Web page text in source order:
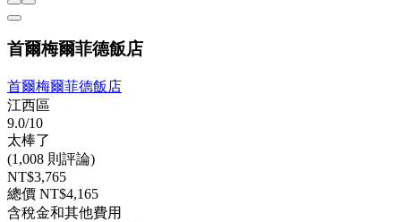
首爾梅爾菲德飯店
首爾梅爾菲德飯店
江西區
9.0/10
太棒了
(1,008 則評論)
NT$3,765
總價 NT$4,165
含稅金和其他費用